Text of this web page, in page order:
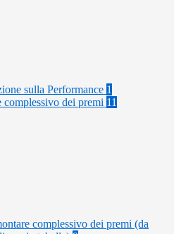
sulla Performance 1
complessivo dei premi 11
complessivo dei premi (da